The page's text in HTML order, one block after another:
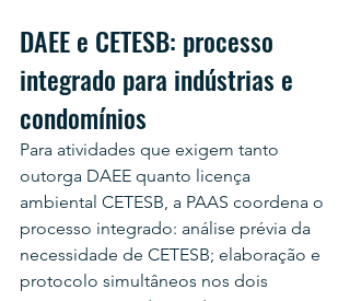
DAEE e CETESB: processo
integrado para indústrias e
condomínios
Para atividades que exigem tanto
outorga DAEE quanto licença
ambiental CETESB, a PAAS coordena o
processo integrado: análise prévia da
necessidade de CETESB; elaboração e
protocolo simultâneos nos dois